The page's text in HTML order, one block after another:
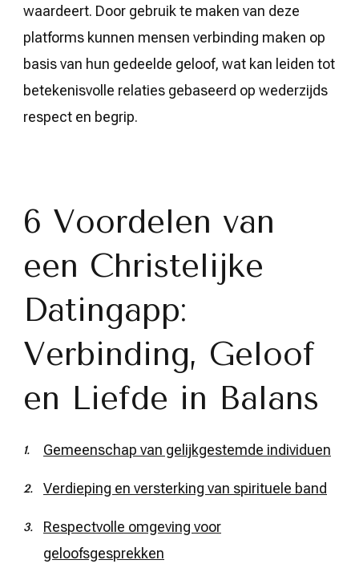
waardeert. Door gebruik te maken van deze
platforms kunnen mensen verbinding maken op
basis van hun gedeelde geloof, wat kan leiden tot
betekenisvolle relaties gebaseerd op wederzijds
respect en begrip.
6 Voordelen van
een Christelijke
Datingapp:
Verbinding, Geloof
en Liefde in Balans
Gemeenschap van gelijkgestemde individuen
Verdieping en versterking van spirituele band
Respectvolle omgeving voor
geloofsgesprekken